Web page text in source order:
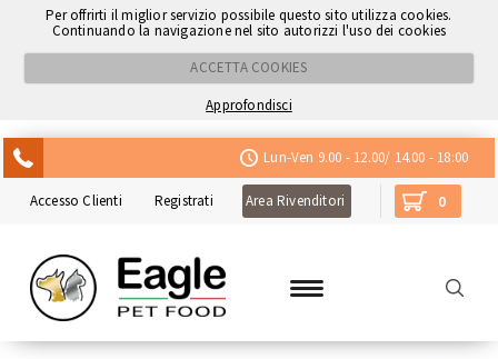
Per offrirti il miglior servizio possibile questo sito utilizza cookies.
Continuando la navigazione nel sito autorizzi l'uso dei cookies
ACCETTA COOKIES
Approfondisci
Lun-Ven 9.00 - 12.00/ 14.00 - 18:00
Accesso Clienti Registrati Area Rivenditori 0